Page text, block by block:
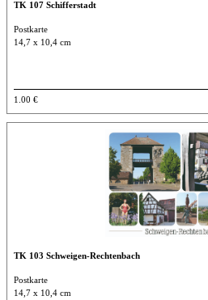
TK 107 Schifferstadt
Postkarte
14,7 x 10,4 cm
1.00 €
TK 103 Schweigen-Rechtenbach
Postkarte
14,7 x 10,4 cm